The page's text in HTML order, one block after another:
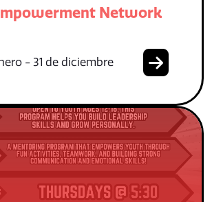
Network
- 31 de diciembre